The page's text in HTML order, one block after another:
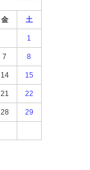
金 土
1
7 8
14 15
21 22
28 29